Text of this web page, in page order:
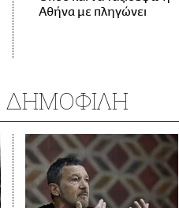
Αθήνα με πληγώνει
ΔΗΜΟΦΙΛΗ